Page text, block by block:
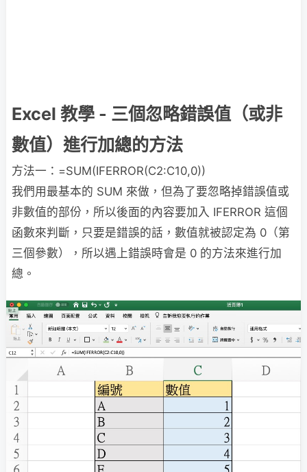
Excel 教學 - 三個忽略錯誤值（或非
數值）進行加總的方法
方法一：=SUM(IFERROR(C2:C10,0))
我們用最基本的 SUM 來做，但為了要忽略掉錯誤值或
非數值的部份，所以後面的內容要加入 IFERROR 這個
函數來判斷，只要是錯誤的話，數值就被認定為 0（第
三個參數），所以遇上錯誤時會是 0 的方法來進行加
總。